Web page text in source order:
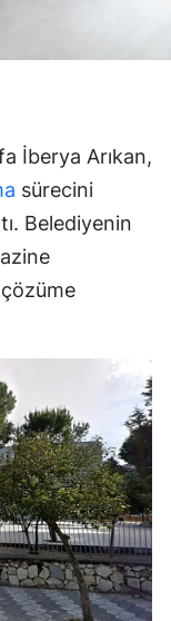
İberya Arıkan,
sürecini
Belediyenin